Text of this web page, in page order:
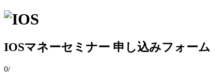
IOSマネーセミナー 申し込みフォーム
0/